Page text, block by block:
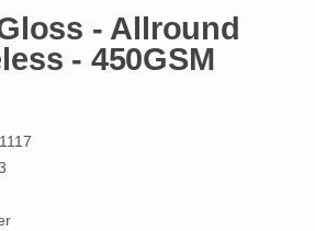
- Allround
- 450GSM